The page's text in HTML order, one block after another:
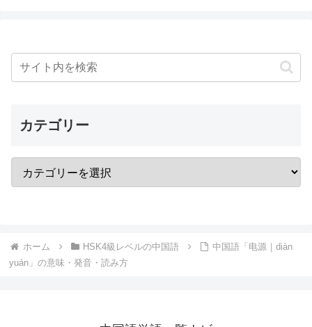
カテゴリー
ホーム HSK4級レベルの中国語
中国語「电源｜diàn
yuán」の意味・発音・読み方